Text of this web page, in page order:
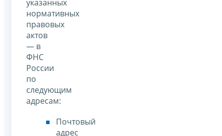
указанных
нормативных
правовых
актов
— в
ФНС
России
по
следующим
адресам:
Почтовый
адрес